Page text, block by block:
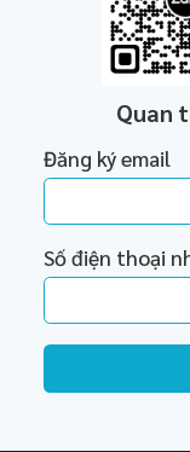
Quan
Đăng ký email
Số điện thoại